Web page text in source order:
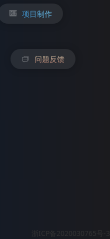
项目制作
问题反馈
浙ICP备2020030765号-3